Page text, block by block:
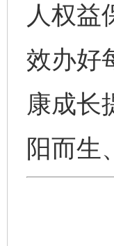
人权益
效办好
康成长
阳而生